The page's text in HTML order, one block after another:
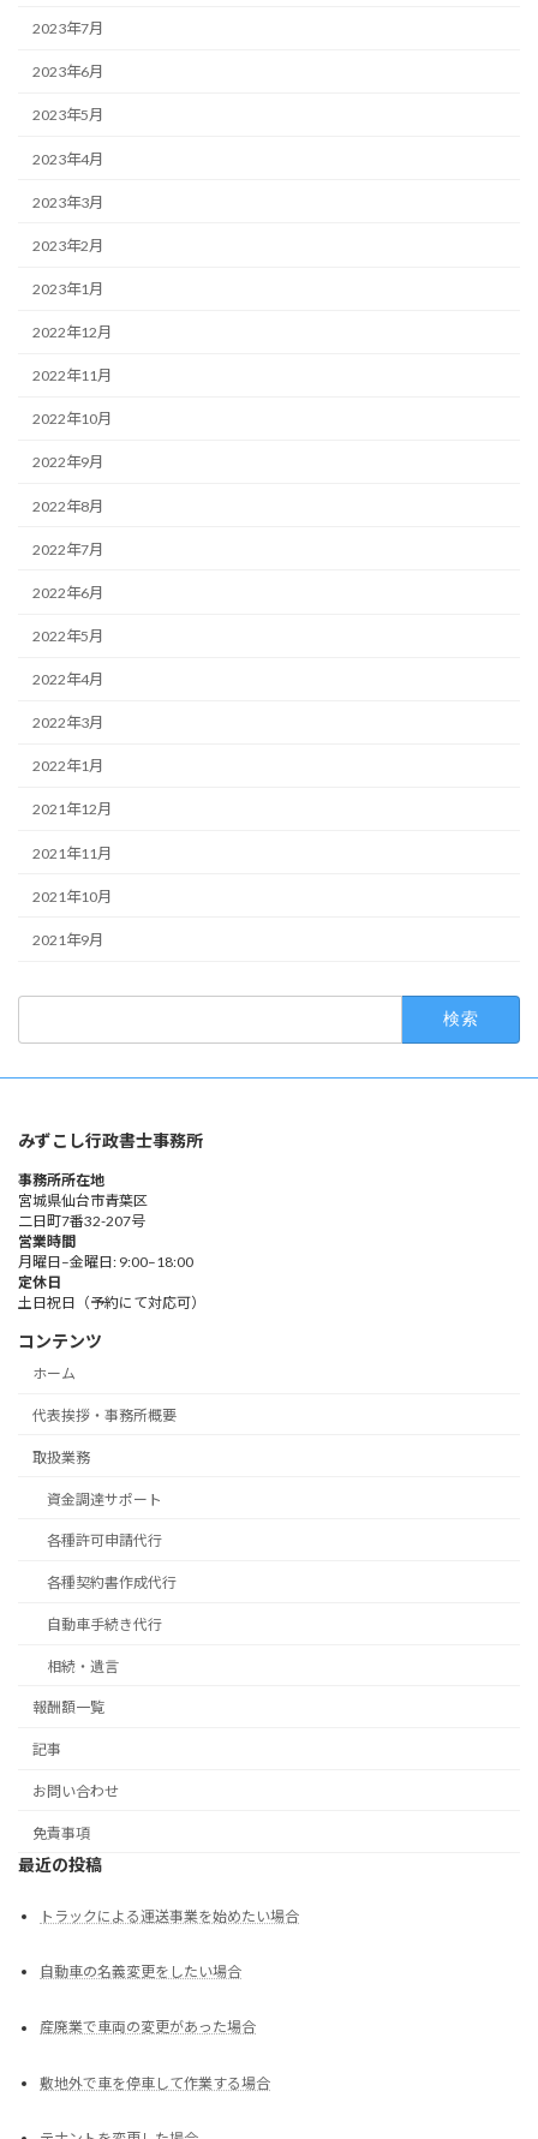
2023年7月
2023年6月
2023年5月
2023年4月
2023年3月
2023年2月
2023年1月
2022年12月
2022年11月
2022年10月
2022年9月
2022年8月
2022年7月
2022年6月
2022年5月
2022年4月
2022年3月
2022年1月
2021年12月
2021年11月
2021年10月
2021年9月
みずこし行政書士事務所
事務所所在地
宮城県仙台市青葉区
二日町7番32-207号
営業時間
月曜日–金曜日: 9:00–18:00
定休日
土日祝日（予約にて対応可）
コンテンツ
ホーム
代表挨拶・事務所概要
取扱業務
資金調達サポート
各種許可申請代行
各種契約書作成代行
自動車手続き代行
相続・遺言
報酬額一覧
記事
お問い合わせ
免責事項
最近の投稿
トラックによる運送事業を始めたい場合
自動車の名義変更をしたい場合
産廃業で車両の変更があった場合
敷地外で車を停車して作業する場合